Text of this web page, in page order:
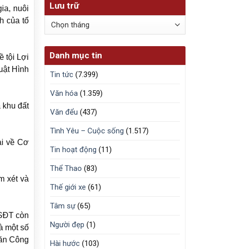
nuôi
của tổ
tội Lợi
Hình
khu đất
về Cơ
xét và
còn
một số
Công
Lưu trữ
Lưu
Danh mục tin
Tin tức (7.399)
Văn hóa (1.359)
Văn đểu (437)
Tình Yêu – Cuộc sống (1.517)
Tin hoạt động (11)
Thể Thao (83)
Thế giới xe (61)
Tâm sự(65)
Người đẹp (1)
Hài hước (103)